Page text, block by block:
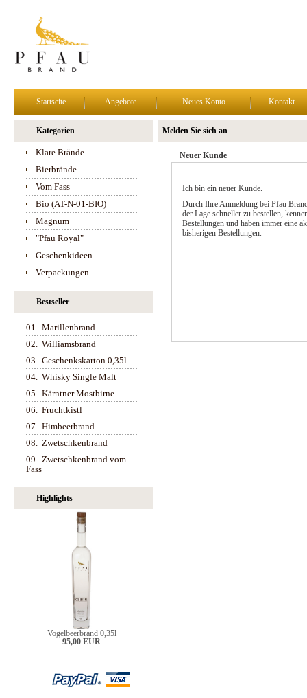
Startseite Angebote Neues Konto Kontakt
Kategorien
Klare Brände
Bierbrände
Vom Fass
Bio (AT-N-01-BIO)
Magnum
"Pfau Royal"
Geschenkideen
Verpackungen
Bestseller
01. Marillenbrand
02. Williamsbrand
03. Geschenkskarton 0,35l
04. Whisky Single Malt
05. Kärntner Mostbirne
06. Fruchtkistl
07. Himbeerbrand
08. Zwetschkenbrand
09. Zwetschkenbrand vom
Fass
Highlights
Vogelbeerbrand 0,35l
95,00 EUR
Melden Sie sich an
Neuer Kunde
Ich bin ein neuer Kunde.
Durch Ihre Anmeldung bei Pfau
der Lage schneller zu bestellen,
Bestellungen und haben immer eine
bisherigen Bestellungen.